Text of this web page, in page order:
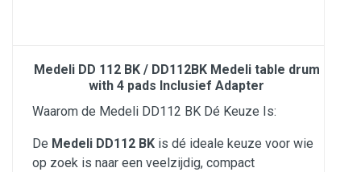
Medeli DD 112 BK / DD112BK Medeli table drum
with 4 pads Inclusief Adapter
Waarom de Medeli DD112 BK Dé Keuze Is:
De Medeli DD112 BK is dé ideale keuze voor wie
op zoek is naar een veelzijdig, compact